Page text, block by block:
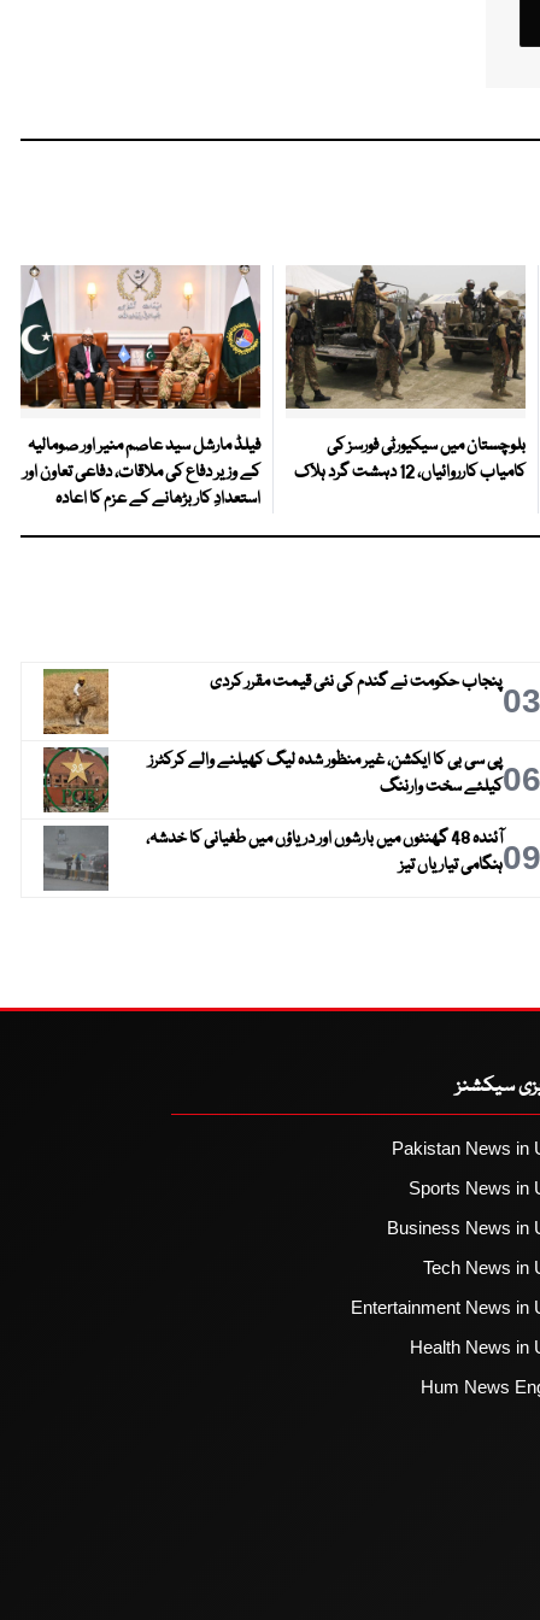
بلوچستان میں سیکیورٹی فورسز کی
کامیاب کارروائیاں، 12 دہشت گرد ہلاک
فیلڈ مارشل سید عاصم منیر اور صومالیہ
کے وزیر دفاع کی ملاقات، دفاعی تعاون اور
استعدادِ کار بڑھانے کے عزم کا اعادہ
03پنجاب حکومت نے گندم کی نئی قیمت مقرر کردی
06پی سی بی کا ایکشن، غیر منظور شدہ لیگ کھیلنے والے کرکٹرز
کیلئے سخت وارننگ
09
آئندہ 48 گھنٹوں میں بارشوں اور دریاؤں میں طغیانی کا خدشہ،
ہنگامی تیاریاں تیز
سیکشنز
Pakistan News in
Sports News in
Business News in
Tech News in
Entertainment News in
Health News in
Hum News